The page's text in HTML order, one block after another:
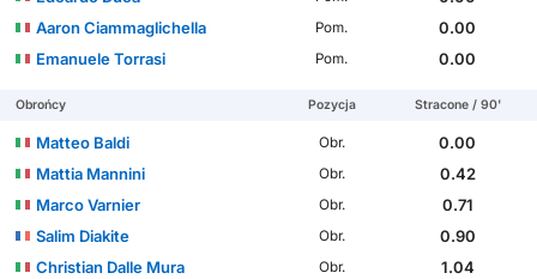
Aaron Ciammaglichella
Pom.
0.00
Emanuele Torrasi
Pom. 0.00
Obrońcy Pozycja Stracone / 90'
Matteo Baldi Obr.
0.00
Mattia Mannini
Obr.
0.42
Marco Varnier
Obr.
0.71
Salim Diakite
Obr.
0.90
Christian Dalle Mura
Obr.
1.04